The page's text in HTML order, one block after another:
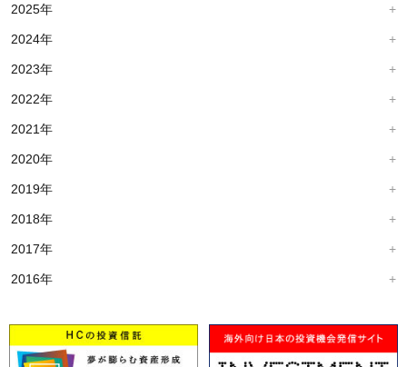
2025年
2024年
2023年
2022年
2021年
2020年
2019年
2018年
2017年
2016年